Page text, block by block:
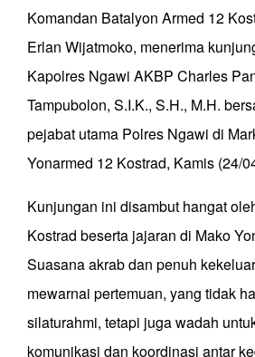
Komandan Batalyon Armed 12
Erlan Wijatmoko, menerima
Kapolres Ngawi AKBP Charles
Tampubolon, S.I.K., S.H., M.H.
pejabat utama Polres Ngawi di
Yonarmed 12 Kostrad, Kamis (24/
Kunjungan ini disambut hangat
Kostrad beserta jajaran di Mako
Suasana akrab dan penuh
mewarnai pertemuan, yang tidak
silaturahmi, tetapi juga wadah
komunikasi dan koordinasi antar